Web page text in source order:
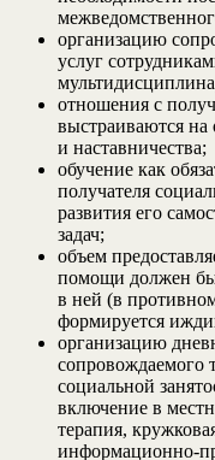
организацию
услуг
отношения с
выстраиваются на
и наставничества;
обучение как
получателя
развития его
задач;
объем
помощи должен
в ней (в
формируется
организацию
сопровождаемого
социальной
включение в
терапия,
информационно-